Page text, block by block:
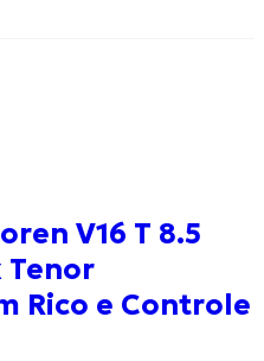
V16 T 8.5
Tenor
Rico e Controle